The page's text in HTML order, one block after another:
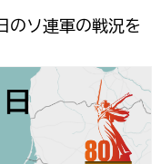
のソ連軍の戦況を